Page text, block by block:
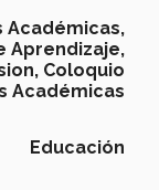
Académicas,
Aprendizaje,
Coloquio
Académicas
Educación